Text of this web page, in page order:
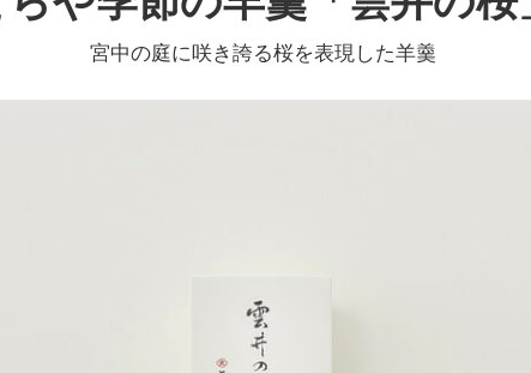
宮中の庭に咲き誇る桜を表現した羊羹